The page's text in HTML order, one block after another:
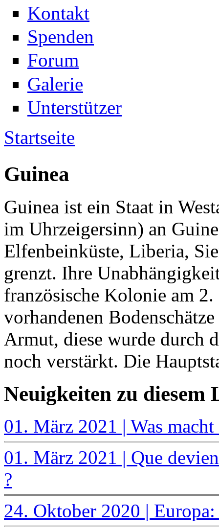
Kontakt
Spenden
Forum
Galerie
Unterstützer
Sie sind hier
Startseite
Guinea
Guinea ist ein Staat in
im Uhrzeigersinn) an
Elfenbeinküste, Liberia,
grenzt. Ihre
französische Kolonie am
vorhandenen
Armut, diese wurde durch
noch verstärkt. Die
Neuigkeiten zu diesem
01. März 2021 | Was
01. März 2021 | Que
?
24. Oktober 2020 |